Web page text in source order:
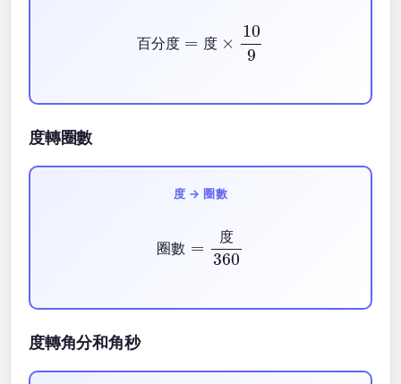
分 度 度
109
度轉圈數
度 → 圈數
圈 數
度
度
度轉角分和角秒